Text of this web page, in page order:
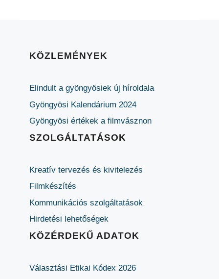
KÖZLEMÉNYEK
Elindult a gyöngyösiek új híroldala
Gyöngyösi Kalendárium 2024
Gyöngyösi értékek a filmvásznon
SZOLGÁLTATÁSOK
Kreatív tervezés és kivitelezés
Filmkészítés
Kommunikációs szolgáltatások
Hirdetési lehetőségek
KÖZÉRDEKŰ ADATOK
Választási Etikai Kódex 2026